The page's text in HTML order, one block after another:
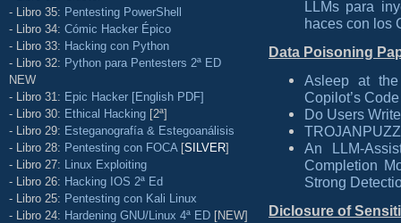
- Libro 35: Pentesting PowerShell
- Libro 34: Cómic Hacker Épico
- Libro 33: Hacking con Python
- Libro 32: Python para Pentesters 2ª ED
NEW
- Libro 31: Epic Hacker [English PDF]
- Libro 30: Ethical Hacking [2ª]
- Libro 29: Esteganografía & Estegoanálisis
- Libro 28: Pentesting con FOCA [SILVER]
- Libro 27: Linux Exploiting
- Libro 26: Hacking IOS 2ª Ed
- Libro 25: Pentesting con Kali Linux
- Libro 24: Hardening GNU/Linux 4ª ED [NEW]
LLMs para
haces con los
Data Poisoning
Asleep at
Copilot’s
Do Users
An LLM-
Completion
Strong
Diclosure of